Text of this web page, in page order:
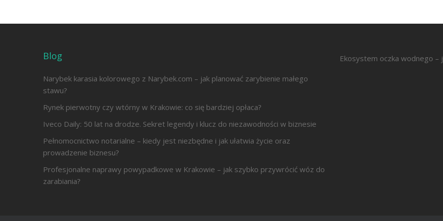
Blog
Narybek karasia kolorowego z Narybek.com – jak planować zarybienie małego
stawu?
Rynek pierwotny czy wtórny w Krakowie: co się bardziej opłaca?
Iveco Daily: 50 lat na drodze. Sekret legendy i klucz do niezawodności w biznesie
Pełnomocnictwo notarialne – kiedy jest niezbędne i jak ułatwia życie oraz
prowadzenie biznesu?
Profesjonalne naprawy powypadkowe w Krakowie – jak szybko przywrócić wóz do
zarabiania?
Ekosystem oczka wodnego –